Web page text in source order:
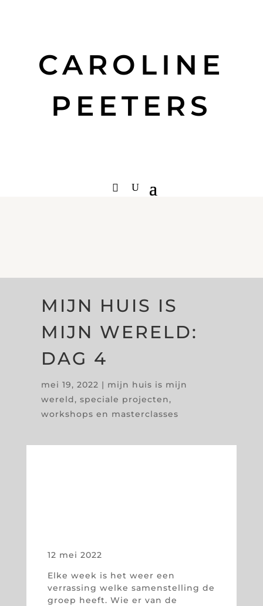
CAROLINE
PEETERS
MIJN HUIS IS
MIJN WERELD:
DAG 4
mei 19, 2022 | mijn huis is mijn
wereld, speciale projecten,
workshops en masterclasses
12 mei 2022
Elke week is het weer een
verrassing welke samenstelling de
groep heeft. Wie er van de